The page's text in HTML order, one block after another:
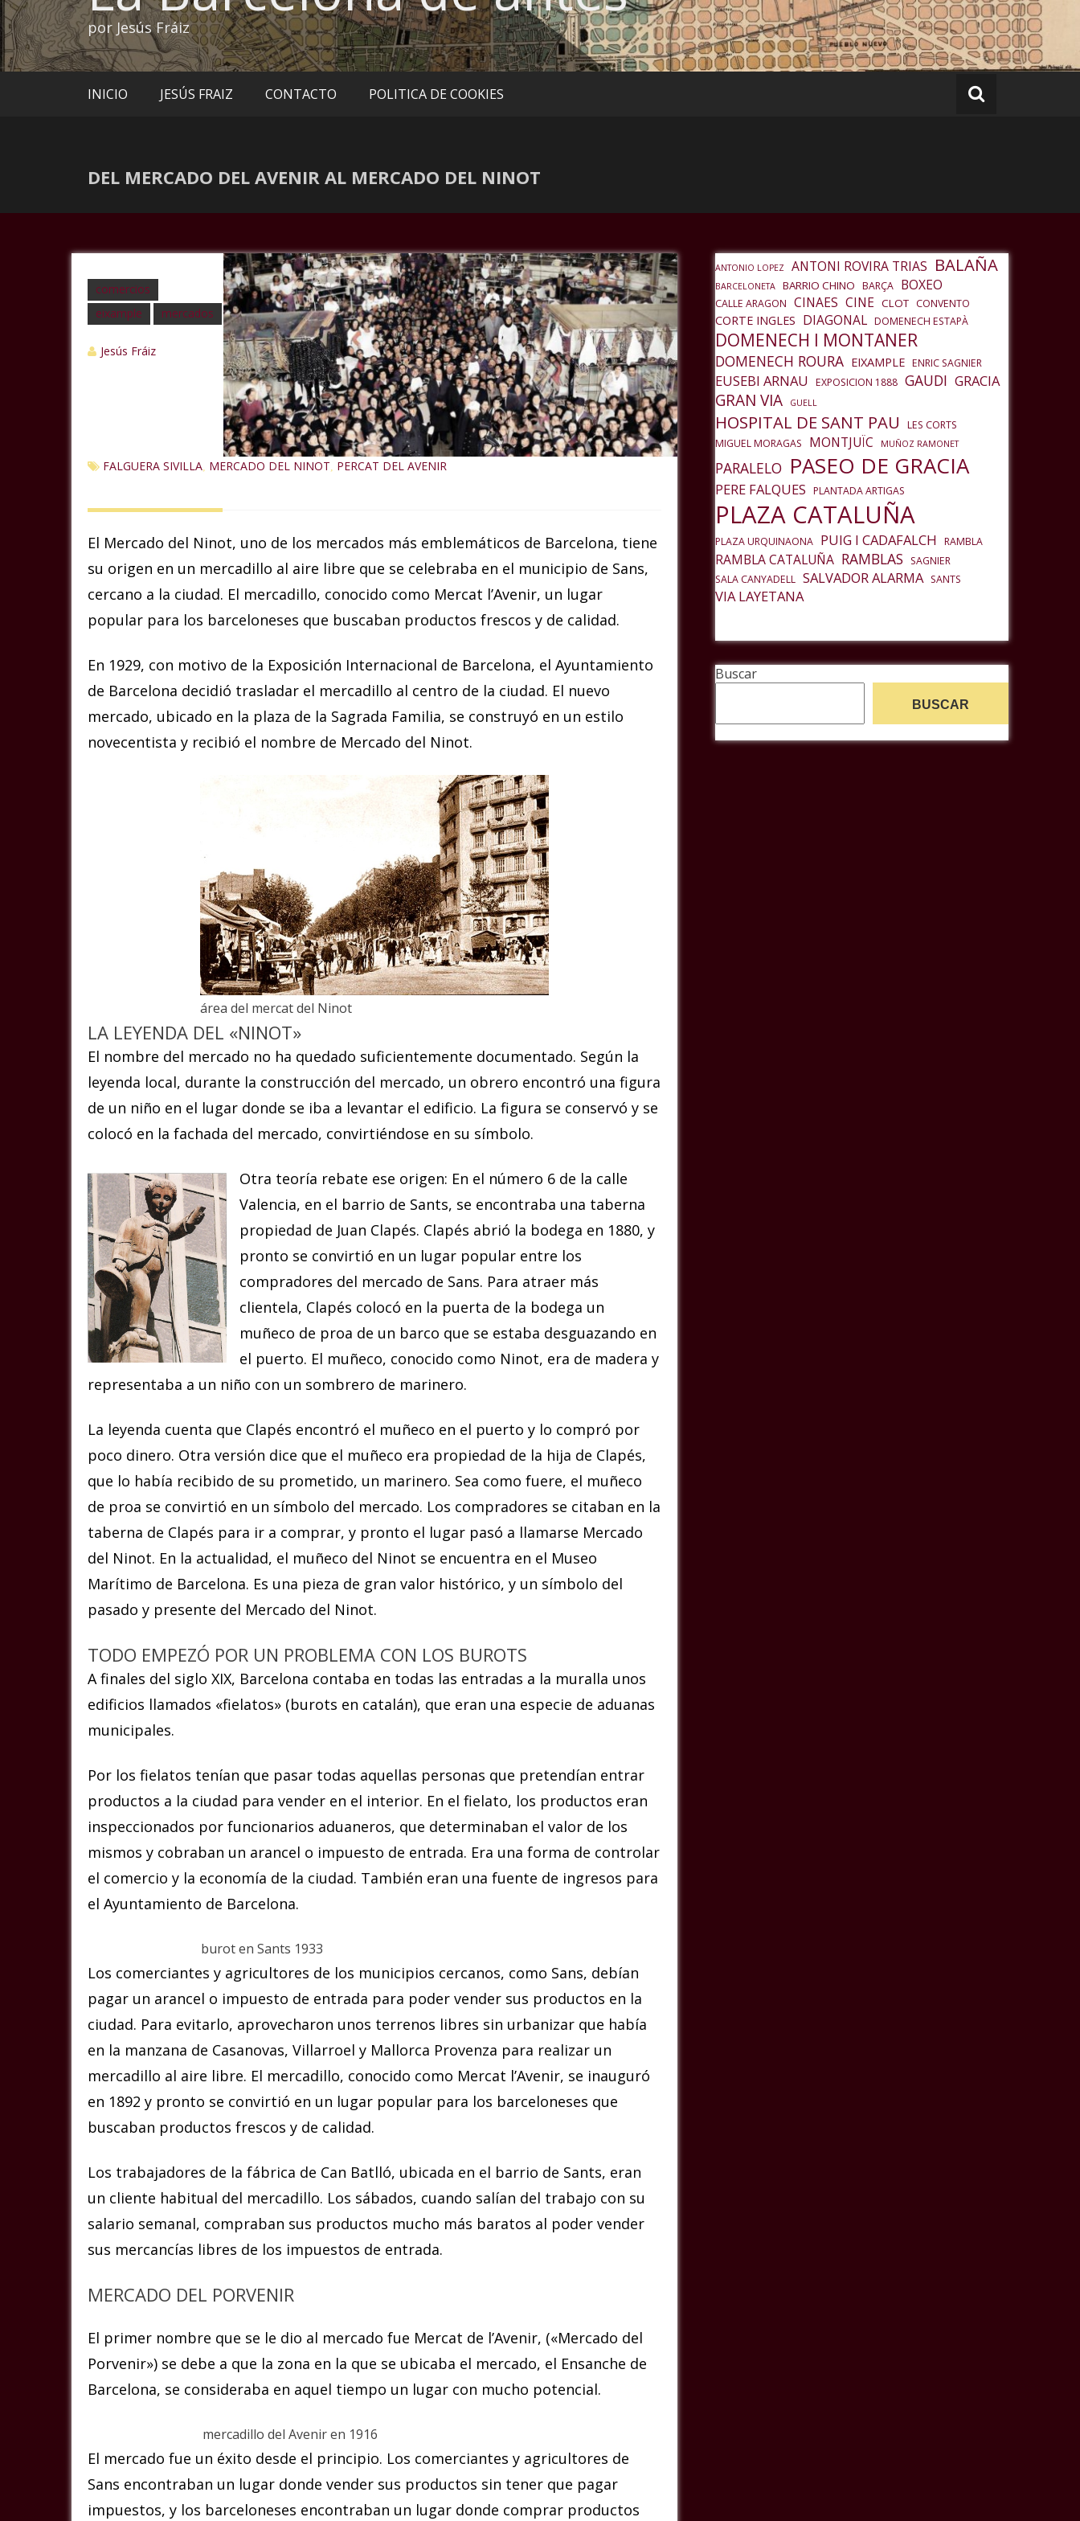
por Jesús Fráiz
INICIO JESÚS FRAIZ CONTACTO POLITICA DE COOKIES
DEL MERCADO DEL AVENIR AL MERCADO DEL NINOT
comercios
eixample
mercados
Jesús Fráiz
FALGUERA SIVILLA MERCADO DEL NINOT PERCAT DEL AVENIR
El Mercado del Ninot, uno de los mercados más emblemáticos de Barcelona, tiene
su origen en un mercadillo al aire libre que se celebraba en el municipio de Sans,
cercano a la ciudad. El mercadillo, conocido como Mercat l’Avenir, un lugar
popular para los barceloneses que buscaban productos frescos y de calidad.
En 1929, con motivo de la Exposición Internacional de Barcelona, el Ayuntamiento
de Barcelona decidió trasladar el mercadillo al centro de la ciudad. El nuevo
mercado, ubicado en la plaza de la Sagrada Familia, se construyó en un estilo
novecentista y recibió el nombre de Mercado del Ninot.
área del mercat del Ninot
LA LEYENDA DEL «NINOT»
El nombre del mercado no ha quedado suficientemente documentado. Según la
leyenda local, durante la construcción del mercado, un obrero encontró una figura
de un niño en el lugar donde se iba a levantar el edificio. La figura se conservó y se
colocó en la fachada del mercado, convirtiéndose en su símbolo.
Otra teoría rebate ese origen: En el número 6 de la calle
Valencia, en el barrio de Sants, se encontraba una taberna
propiedad de Juan Clapés. Clapés abrió la bodega en 1880, y
pronto se convirtió en un lugar popular entre los
compradores del mercado de Sans. Para atraer más
clientela, Clapés colocó en la puerta de la bodega un
muñeco de proa de un barco que se estaba desguazando en
el puerto. El muñeco, conocido como Ninot, era de madera y
representaba a un niño con un sombrero de marinero.
La leyenda cuenta que Clapés encontró el muñeco en el puerto y lo compró por
poco dinero. Otra versión dice que el muñeco era propiedad de la hija de Clapés,
que lo había recibido de su prometido, un marinero. Sea como fuere, el muñeco
de proa se convirtió en un símbolo del mercado. Los compradores se citaban en la
taberna de Clapés para ir a comprar, y pronto el lugar pasó a llamarse Mercado
del Ninot. En la actualidad, el muñeco del Ninot se encuentra en el Museo
Marítimo de Barcelona. Es una pieza de gran valor histórico, y un símbolo del
pasado y presente del Mercado del Ninot.
TODO EMPEZÓ POR UN PROBLEMA CON LOS BUROTS
A finales del siglo XIX, Barcelona contaba en todas las entradas a la muralla unos
edificios llamados «fielatos» (burots en catalán), que eran una especie de aduanas
municipales.
Por los fielatos tenían que pasar todas aquellas personas que pretendían entrar
productos a la ciudad para vender en el interior. En el fielato, los productos eran
inspeccionados por funcionarios aduaneros, que determinaban el valor de los
mismos y cobraban un arancel o impuesto de entrada. Era una forma de controlar
el comercio y la economía de la ciudad. También eran una fuente de ingresos para
el Ayuntamiento de Barcelona.
burot en Sants 1933
Los comerciantes y agricultores de los municipios cercanos, como Sans, debían
pagar un arancel o impuesto de entrada para poder vender sus productos en la
ciudad. Para evitarlo, aprovecharon unos terrenos libres sin urbanizar que había
en la manzana de Casanovas, Villarroel y Mallorca Provenza para realizar un
mercadillo al aire libre. El mercadillo, conocido como Mercat l’Avenir, se inauguró
en 1892 y pronto se convirtió en un lugar popular para los barceloneses que
buscaban productos frescos y de calidad.
Los trabajadores de la fábrica de Can Batlló, ubicada en el barrio de Sants, eran
un cliente habitual del mercadillo. Los sábados, cuando salían del trabajo con su
salario semanal, compraban sus productos mucho más baratos al poder vender
sus mercancías libres de los impuestos de entrada.
MERCADO DEL PORVENIR
El primer nombre que se le dio al mercado fue Mercat de l’Avenir, («Mercado del
Porvenir») se debe a que la zona en la que se ubicaba el mercado, el Ensanche de
Barcelona, se consideraba en aquel tiempo un lugar con mucho potencial.
mercadillo del Avenir en 1916
El mercado fue un éxito desde el principio. Los comerciantes y agricultores de
Sans encontraban un lugar donde vender sus productos sin tener que pagar
impuestos, y los barceloneses encontraban un lugar donde comprar productos
ANTONIO LOPEZ ANTONI ROVIRA TRIAS BALAÑA
BARCELONETA BARRIO CHINO BARÇA BOXEO
CALLE ARAGON CINAES CINE CLOT CONVENTO
CORTE INGLES DIAGONAL DOMENECH ESTAPÀ
DOMENECH I MONTANER
DOMENECH ROURA EIXAMPLE ENRIC SAGNIER
EUSEBI ARNAU EXPOSICION 1888 GAUDI GRACIA
GRAN VIA GUELL
HOSPITAL DE SANT PAU
LES CORTS
MIGUEL MORAGAS
MONTJUÏC MUÑOZ RAMONET
PARALELO PASEO DE GRACIA
PERE FALQUES PLANTADA ARTIGAS
PLAZA CATALUÑA
PLAZA URQUINAONA PUIG I CADAFALCH RAMBLA
RAMBLA CATALUÑA RAMBLAS
SAGNIER
SALA CANYADELL SALVADOR ALARMA SANTS
VIA LAYETANA
Buscar
BUSCAR